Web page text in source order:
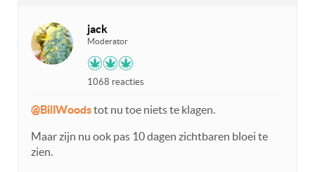
jack
Moderator
1068 reacties
@BillWoodstot nu toe niets te klagen.
Maar zijn nu ook pas 10 dagen zichtbaren bloei te
zien.